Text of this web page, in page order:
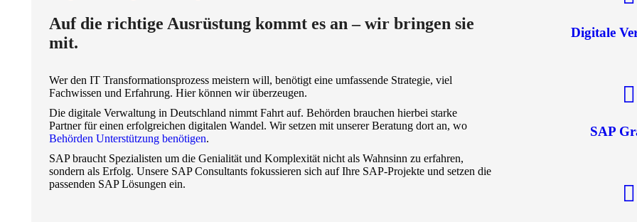
Auf die richtige Ausrüstung kommt es an – wir bringen sie
mit.
Wer den IT Transformationsprozess meistern will, benötigt eine umfassende Strategie, viel
Fachwissen und Erfahrung. Hier können wir überzeugen.
Die digitale Verwaltung in Deutschland nimmt Fahrt auf. Behörden brauchen hierbei starke
Partner für einen erfolgreichen digitalen Wandel. Wir setzen mit unserer Beratung dort an, wo
Behörden Unterstützung benötigen.
SAP braucht Spezialisten um die Genialität und Komplexität nicht als Wahnsinn zu erfahren,
sondern als Erfolg. Unsere SAP Consultants fokussieren sich auf Ihre SAP-Projekte und setzen die
passenden SAP Lösungen ein.
Digitale
SAP